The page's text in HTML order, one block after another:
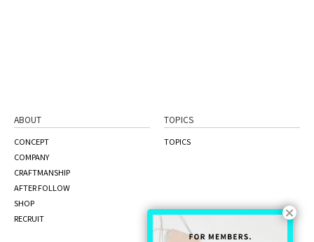
ABOUT
CONCEPT
COMPANY
CRAFTMANSHIP
AFTER FOLLOW
SHOP
RECRUIT
TOPICS
TOPICS